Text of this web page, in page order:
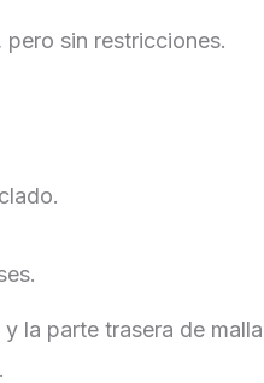
sin restricciones.
la parte trasera de